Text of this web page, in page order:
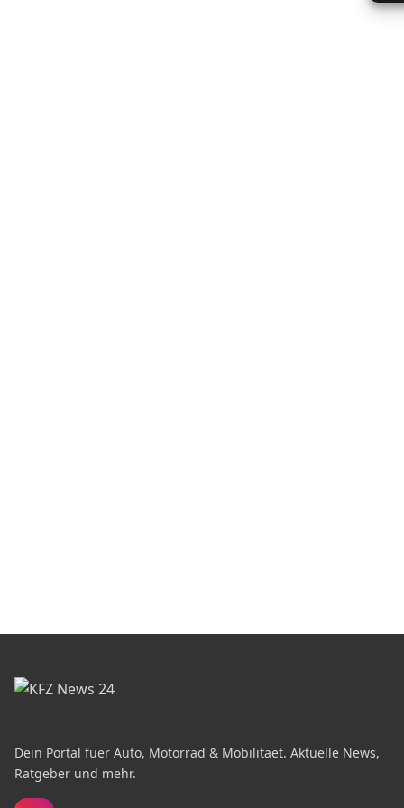
Dein Portal fuer Auto, Motorrad & Mobilitaet. Aktuelle News,
Ratgeber und mehr.